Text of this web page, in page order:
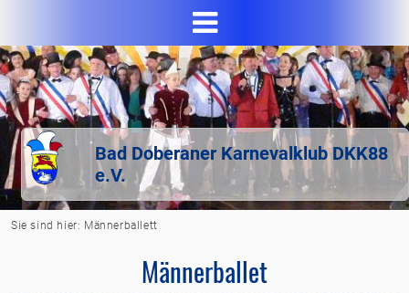
Bad Doberaner Karnevalklub DKK88
e.V.
Sie sind hier: Männerballett
Männerballet